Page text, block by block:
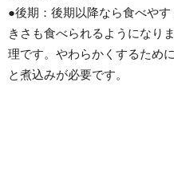
●後期：後期以降なら食べや
きさも食べられるようになり
理です。やわらかくするため
と煮込みが必要です。